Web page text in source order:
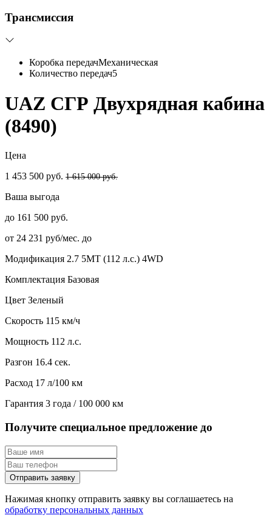
Трансмиссия
Коробка передачМеханическая
Количество передач5
UAZ СГР Двухрядная кабина
(8490)
Цена
1 453 500 руб. 1 615 000 руб.
Ваша выгода
до 161 500 руб.
от 24 231 руб/мес. до
Модификация 2.7 5MT (112 л.с.) 4WD
Комплектация Базовая
Цвет Зеленый
Скорость 115 км/ч
Мощность 112 л.с.
Разгон 16.4 сек.
Расход 17 л/100 км
Гарантия 3 года / 100 000 км
Получите специальное предложение до
Отправить заявку
Нажимая кнопку отправить заявку вы соглашаетесь на
обработку персональных данных